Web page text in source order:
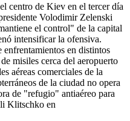
centro de Kiev en el tercer día
Volodimir Zelenski
el control" de la capital
intensificar la ofensiva.
enfrentamientos en distintos
misiles cerca del aeropuerto
aéreas comerciales de la
de la ciudad no opera
de "refugio" antiaéreo para
Klitschko en